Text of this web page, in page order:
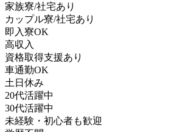
家族寮/社宅あり
カップル寮/社宅あり
即入寮OK
高収入
資格取得支援あり
車通勤OK
土日休み
20代活躍中
30代活躍中
未経験・初心者も歓迎